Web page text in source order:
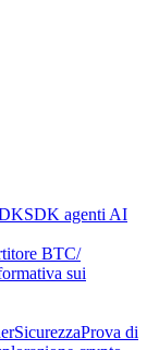
SDK agenti AI
BTC/
sui
SicurezzaProva di